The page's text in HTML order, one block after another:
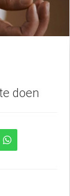
doen